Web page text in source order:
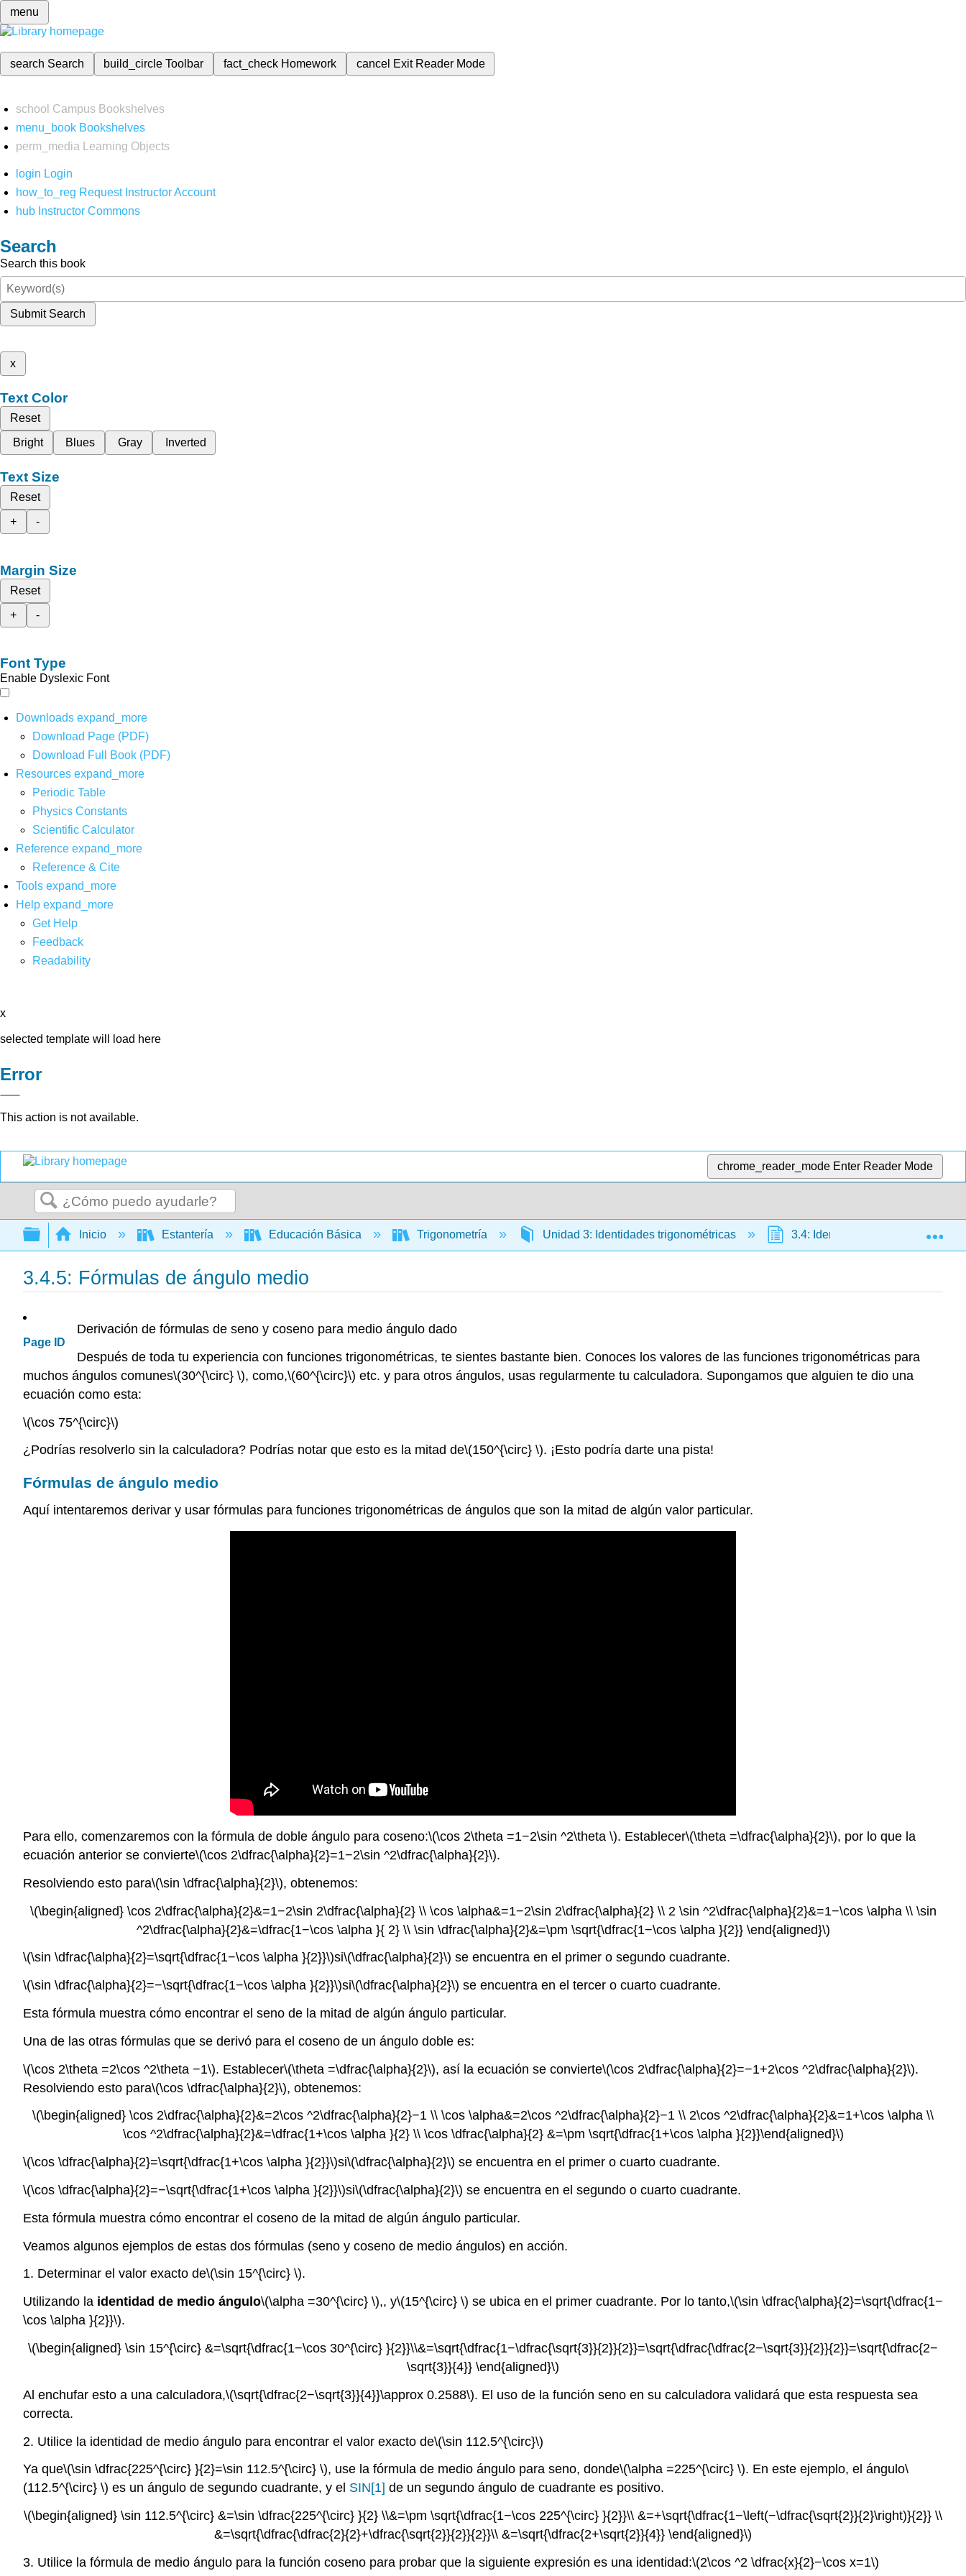
menu
search Search build_circleToolbar fact_check Homework cancel Exit Reader Mode
school Campus Bookshelves
menu_book Bookshelves
perm_media
Learning Objects
login Login
how_to_reg Request Instructor Account
hub Instructor Commons
Search
Search this book
Submit Search
x
Text Color
Reset
Bright
Blues Gray Inverted
Text Size
Reset
+
-
Margin Size
Reset
+
-
Font Type
Enable Dyslexic Font
Downloads expand_more
Download Page (PDF)
Download Full Book (PDF)
Resources expand_more
Periodic Table
Physics Constants
Scientific Calculator
Reference expand_more
Reference & Cite
Tools expand_more
Help expand_more
Get Help
Feedback
Readability
x
selected template will load here
Error
This action is not available.
chrome_reader_mode Enter Reader Mode
Buscar
Expandir/contraer jerarquía global
Inicio Estantería Educación Básica Trigonometría Unidad 3: Identidades trigonométricas 3.4: Identidades de ángulo doble
3.4.5: Fórmulas de ángulo medio
Page ID
Derivación de fórmulas de seno y coseno para medio ángulo dado
Después de toda tu experiencia con funciones trigonométricas, te sientes bastante bien. Conoces los valores de las funciones trigonométricas para
muchos ángulos comunes\(30^{\circ} \), como,\(60^{\circ}\) etc. y para otros ángulos, usas regularmente tu calculadora. Supongamos que alguien te dio una
ecuación como esta:
\(\cos 75^{\circ}\)
¿Podrías resolverlo sin la calculadora? Podrías notar que esto es la mitad de\(150^{\circ} \). ¡Esto podría darte una pista!
Fórmulas de ángulo medio
Aquí intentaremos derivar y usar fórmulas para funciones trigonométricas de ángulos que son la mitad de algún valor particular.
Para ello, comenzaremos con la fórmula de doble ángulo para coseno:\(\cos 2\theta =1−2\sin ^2\theta \). Establecer\(\theta =\dfrac{\alpha}{2}\), por lo que la
ecuación anterior se convierte\(\cos 2\dfrac{\alpha}{2}=1−2\sin ^2\dfrac{\alpha}{2}\).
Resolviendo esto para\(\sin \dfrac{\alpha}{2}\), obtenemos:
\(\begin{aligned} \cos 2\dfrac{\alpha}{2}&=1−2\sin 2\dfrac{\alpha}{2} \\ \cos \alpha&=1−2\sin 2\dfrac{\alpha}{2} \\ 2 \sin ^2\dfrac{\alpha}{2}&=1−\cos \alpha \\ \sin
^2\dfrac{\alpha}{2}&=\dfrac{1−\cos \alpha }{ 2} \\ \sin \dfrac{\alpha}{2}&=\pm \sqrt{\dfrac{1−\cos \alpha }{2}} \end{aligned}\)
\(\sin \dfrac{\alpha}{2}=\sqrt{\dfrac{1−\cos \alpha }{2}}\)si\(\dfrac{\alpha}{2}\) se encuentra en el primer o segundo cuadrante.
\(\sin \dfrac{\alpha}{2}=−\sqrt{\dfrac{1−\cos \alpha }{2}}\)si\(\dfrac{\alpha}{2}\) se encuentra en el tercer o cuarto cuadrante.
Esta fórmula muestra cómo encontrar el seno de la mitad de algún ángulo particular.
Una de las otras fórmulas que se derivó para el coseno de un ángulo doble es:
\(\cos 2\theta =2\cos ^2\theta −1\). Establecer\(\theta =\dfrac{\alpha}{2}\), así la ecuación se convierte\(\cos 2\dfrac{\alpha}{2}=−1+2\cos ^2\dfrac{\alpha}{2}\).
Resolviendo esto para\(\cos \dfrac{\alpha}{2}\), obtenemos:
\(\begin{aligned} \cos 2\dfrac{\alpha}{2}&=2\cos ^2\dfrac{\alpha}{2}−1 \\ \cos \alpha&=2\cos ^2\dfrac{\alpha}{2}−1 \\ 2\cos ^2\dfrac{\alpha}{2}&=1+\cos \alpha \\
\cos ^2\dfrac{\alpha}{2}&=\dfrac{1+\cos \alpha }{2} \\ \cos \dfrac{\alpha}{2} &=\pm \sqrt{\dfrac{1+\cos \alpha }{2}}\end{aligned}\)
\(\cos \dfrac{\alpha}{2}=\sqrt{\dfrac{1+\cos \alpha }{2}}\)si\(\dfrac{\alpha}{2}\) se encuentra en el primer o cuarto cuadrante.
\(\cos \dfrac{\alpha}{2}=−\sqrt{\dfrac{1+\cos \alpha }{2}}\)si\(\dfrac{\alpha}{2}\) se encuentra en el segundo o cuarto cuadrante.
Esta fórmula muestra cómo encontrar el coseno de la mitad de algún ángulo particular.
Veamos algunos ejemplos de estas dos fórmulas (seno y coseno de medio ángulos) en acción.
1. Determinar el valor exacto de\(\sin 15^{\circ} \).
Utilizando la identidad de medio ángulo\(\alpha =30^{\circ} \),, y\(15^{\circ} \) se ubica en el primer cuadrante. Por lo tanto,\(\sin \dfrac{\alpha}{2}=\sqrt{\dfrac{1−
\cos \alpha }{2}}\).
\(\begin{aligned} \sin 15^{\circ} &=\sqrt{\dfrac{1−\cos 30^{\circ} }{2}}\\&=\sqrt{\dfrac{1−\dfrac{\sqrt{3}}{2}}{2}}=\sqrt{\dfrac{\dfrac{2−\sqrt{3}}{2}}{2}}=\sqrt{\dfrac{2−
\sqrt{3}}{4}} \end{aligned}\)
Al enchufar esto a una calculadora,\(\sqrt{\dfrac{2−\sqrt{3}}{4}}\approx 0.2588\). El uso de la función seno en su calculadora validará que esta respuesta sea
correcta.
2. Utilice la identidad de medio ángulo para encontrar el valor exacto de\(\sin 112.5^{\circ}\)
Ya que\(\sin \dfrac{225^{\circ} }{2}=\sin 112.5^{\circ} \), use la fórmula de medio ángulo para seno, donde\(\alpha =225^{\circ} \). En este ejemplo, el ángulo\
(112.5^{\circ} \) es un ángulo de segundo cuadrante, y el SIN[1] de un segundo ángulo de cuadrante es positivo.
\(\begin{aligned} \sin 112.5^{\circ} &=\sin \dfrac{225^{\circ} }{2} \\&=\pm \sqrt{\dfrac{1−\cos 225^{\circ} }{2}}\\ &=+\sqrt{\dfrac{1−\left(−\dfrac{\sqrt{2}}{2}\right)}{2}} \\
&=\sqrt{\dfrac{\dfrac{2}{2}+\dfrac{\sqrt{2}}{2}}{2}}\\ &=\sqrt{\dfrac{2+\sqrt{2}}{4}} \end{aligned}\)
3. Utilice la fórmula de medio ángulo para la función coseno para probar que la siguiente expresión es una identidad:\(2\cos ^2 \dfrac{x}{2}−\cos x=1\)